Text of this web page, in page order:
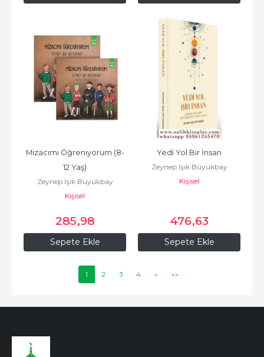
Sepete Ekle
Mizacımı Öğreniyorum (8-
12 Yaş)
Zeynep Işık Büyükbay
Kişisel
285,98
Sepete Ekle
Yedi Yol Bir İnsan
Zeynep Işık Büyükbay
Kişisel
476,63
1 2 3 4 » »»